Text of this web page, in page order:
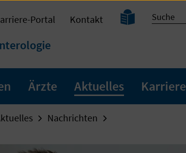
Portal Kontakt
Leichte
Sprache
Suche
Ärzte Aktuelles Karriere
Nachrichten